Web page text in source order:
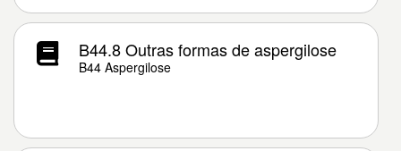
B44.8 Outras formas de aspergilose
B44 Aspergilose